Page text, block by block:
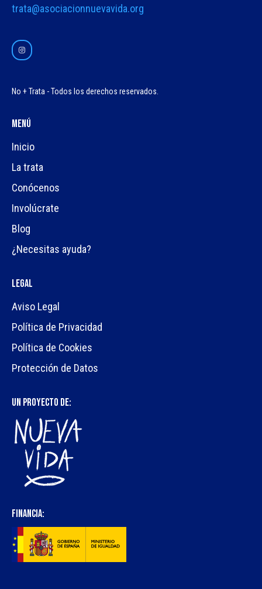
trata@asociacionnuevavida.org
No + Trata - Todos los derechos reservados.
Menú
Inicio
La trata
Conócenos
Involúcrate
Blog
¿Necesitas ayuda?
Legal
Aviso Legal
Política de Privacidad
Política de Cookies
Protección de Datos
UN PROYECTO DE:
FINANCIA: